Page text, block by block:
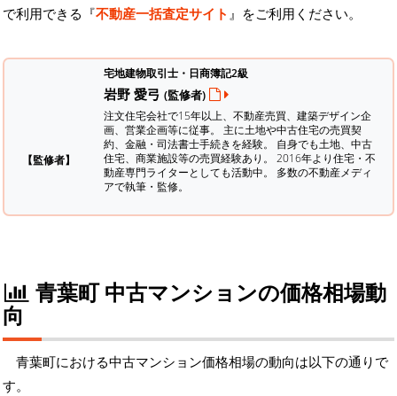
で利用できる『不動産一括査定サイト 』をご利用ください。
【監修者】
宅地建物取引士・日商簿記2級
岩野 愛弓 (監修者)
注文住宅会社で15年以上、不動産売買、建築デザイン企
画、営業企画等に従事。 主に土地や中古住宅の売買契
約、金融・司法書士手続きを経験。 自身でも土地、中古
住宅、商業施設等の売買経験あり。 2016年より住宅・不
動産専門ライターとしても活動中。 多数の不動産メディ
アで執筆・監修。
青葉町 中古マンションの価格相場動
向
青葉町における中古マンション価格相場の動向は以下の通りで
す。